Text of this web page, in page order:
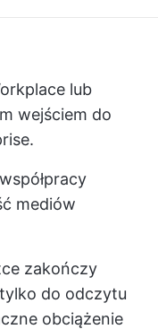
lub
wejściem do
mediów
zakończy
do odczytu
obciążenie